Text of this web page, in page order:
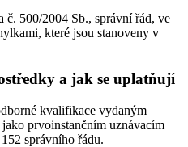
č. 500/2004 Sb., správní řád, ve
které jsou stanoveny v
a jak se uplatňují
kvalifikace vydaným
prvoinstančním uznávacím
správního řádu.